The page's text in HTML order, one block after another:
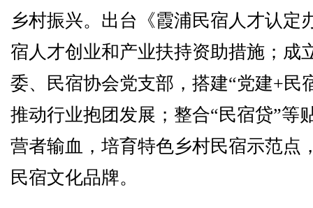
乡村振兴。出台《霞浦民宿人才认定
宿人才创业和产业扶持资助措施；成
委、民宿协会党支部，搭建“党建+民
推动行业抱团发展；整合“民宿贷”等
营者输血，培育特色乡村民宿示范点
民宿文化品牌。